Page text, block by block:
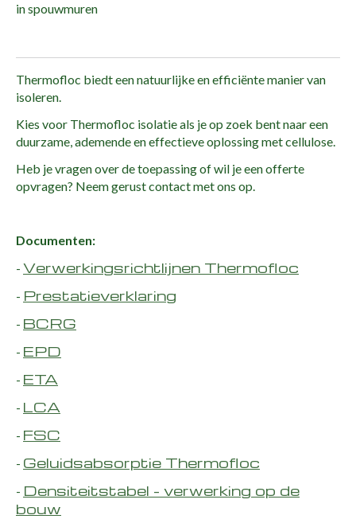
in spouwmuren
Thermofloc biedt een natuurlijke en efficiënte manier van
isoleren.
Kies voor Thermofloc isolatie als je op zoek bent naar een
duurzame, ademende en effectieve oplossing met cellulose.
Heb je vragen over de toepassing of wil je een offerte
opvragen? Neem gerust contact met ons op.
Documenten:
- Verwerkingsrichtlijnen Thermofloc
- Prestatieverklaring
- BCRG
- EPD
- ETA
- LCA
- FSC
- Geluidsabsorptie Thermofloc
- Densiteitstabel - verwerking op de
bouw